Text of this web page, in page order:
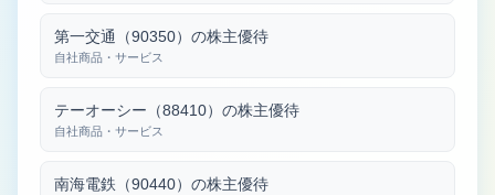
第一交通（90350）の株主優待
自社商品・サービス
テーオーシー（88410）の株主優待
自社商品・サービス
南海電鉄（90440）の株主優待